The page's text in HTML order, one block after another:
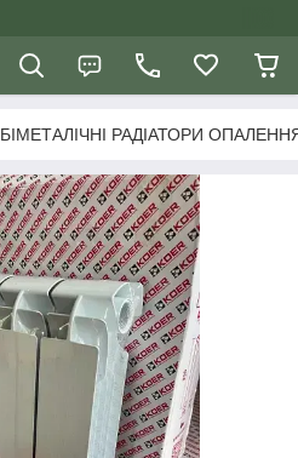
БІМЕТАЛІЧНІ РАДІАТОРИ